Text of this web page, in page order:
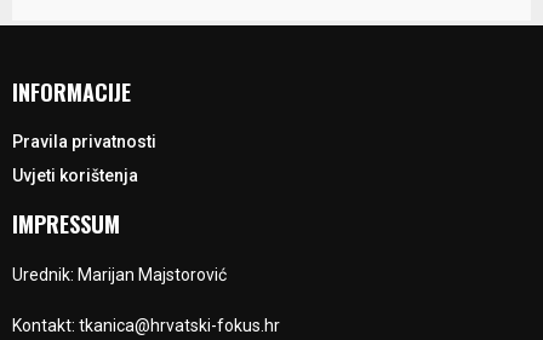
INFORMACIJE
Pravila privatnosti
Uvjeti korištenja
IMPRESSUM
Urednik: Marijan Majstorović
Kontakt: tkanica@hrvatski-fokus.hr